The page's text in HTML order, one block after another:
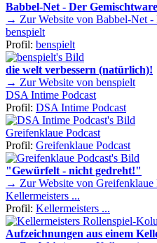
Babbel-Net - Der
→ Zur Website von Babbel-Net -
benspielt
Profil: benspielt
die welt verbessern (natürlich)!
→ Zur Website von benspielt
DSA Intime Podcast
Profil: DSA Intime Podcast
Greifenklaue Podcast
Profil: Greifenklaue Podcast
"Gewürfelt - nicht gedreht!"
→ Zur Website von Greifenklaue
Kellermeisters ...
Profil: Kellermeisters ...
Aufzeichnungen aus einem